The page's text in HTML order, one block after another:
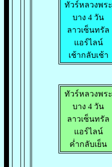
ทัวร์หลวงพระ
บาง 4 วัน
ลาวเซ็นทรัล
แอร์ไลน์
เช้ากลับเช้า
ทัวร์หลวงพระ
บาง 4 วัน
ลาวเซ็นทรัล
แอร์ไลน์
ค่ำกลับเย็น